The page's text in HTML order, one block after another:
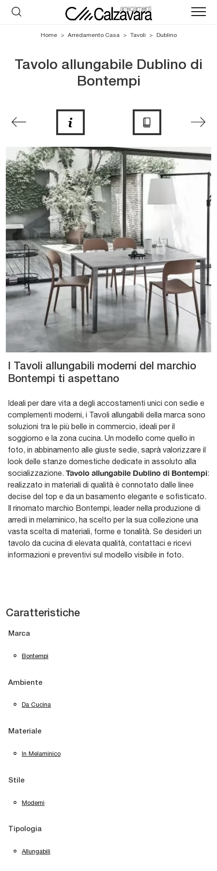
Home > Arredamento Casa > Tavoli > Dublino
Tavolo allungabile Dublino di
Bontempi
I Tavoli allungabili moderni del marchio
Bontempi ti aspettano
Ideali per dare vita a degli accostamenti unici con sedie e
complementi moderni, i Tavoli allungabili della marca sono
soluzioni tra le più belle in commercio, ideali per il
soggiorno e la zona cucina. Un modello come quello in
foto, in abbinamento alle giuste sedie, saprà valorizzare il
look delle stanze domestiche dedicate in assoluto alla
socializzazione. Tavolo allungabile Dublino di Bontempi:
realizzato in materiali di qualità è connotato dalle linee
decise del top e da un basamento elegante e sofisticato.
Il rinomato marchio Bontempi, leader nella produzione di
arredi in melaminico, ha scelto per la sua collezione una
vasta scelta di materiali, forme e tonalità. Se desideri un
tavolo da cucina di elevata qualità, contattaci e ricevi
informazioni e preventivi sul modello visibile in foto.
Caratteristiche
Marca
Bontempi
Ambiente
Da Cucina
Materiale
In Melaminico
Stile
Moderni
Tipologia
Allungabili